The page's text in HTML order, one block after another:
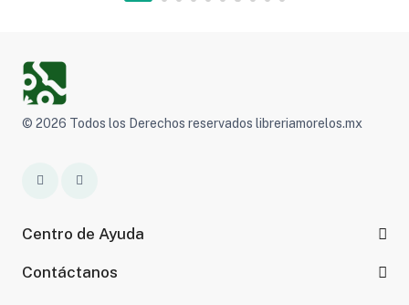
© 2026 Todos los Derechos reservados libreriamorelos.mx
Centro de Ayuda
Contáctanos